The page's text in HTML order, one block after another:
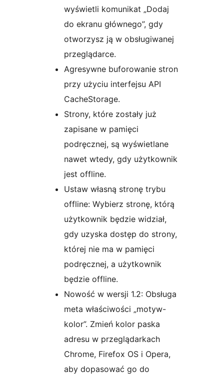
wyświetli komunikat „Dodaj
do ekranu głównego”, gdy
otworzysz ją w obsługiwanej
przeglądarce.
Agresywne buforowanie stron
przy użyciu interfejsu API
CacheStorage.
Strony, które zostały już
zapisane w pamięci
podręcznej, są wyświetlane
nawet wtedy, gdy użytkownik
jest offline.
Ustaw własną stronę trybu
offline: Wybierz stronę, którą
użytkownik będzie widział,
gdy uzyska dostęp do strony,
której nie ma w pamięci
podręcznej, a użytkownik
będzie offline.
Nowość w wersji 1.2: Obsługa
meta właściwości „motyw-
kolor”. Zmień kolor paska
adresu w przeglądarkach
Chrome, Firefox OS i Opera,
aby dopasować go do